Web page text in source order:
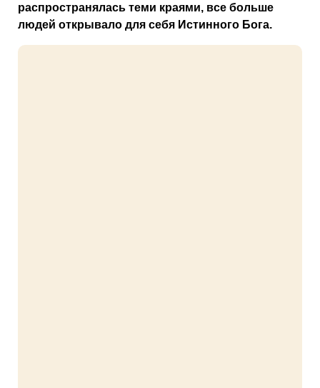
распространялась теми краями, все больше
людей открывало для себя Истинного Бога.